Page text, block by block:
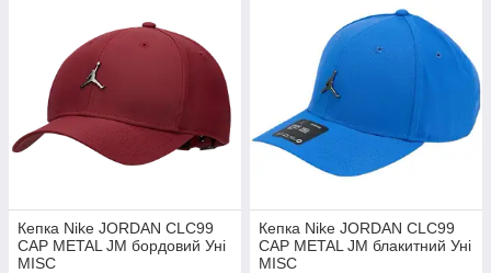
Кепка Nike JORDAN CLC99
CAP METAL JM бордовий Уні
MISC
Кепка Nike JORDAN CLC99
CAP METAL JM блакитний Уні
MISC